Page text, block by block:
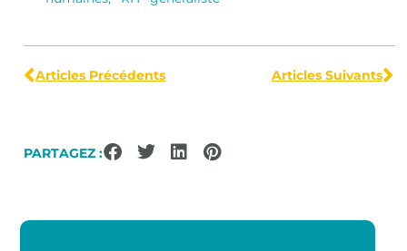
Articles Précédents Articles Suivants
PARTAGEZ :